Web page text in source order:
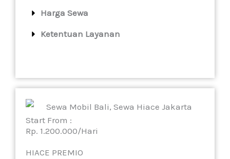
Harga Sewa
Ketentuan Layanan
Start From :
Rp. 1.200.000/Hari
HIACE PREMIO